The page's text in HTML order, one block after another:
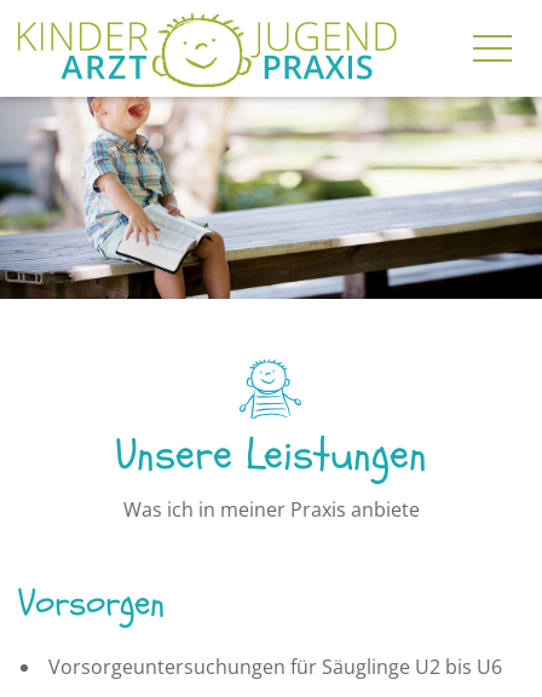
06127-62828
Unsere Leistungen
Was ich in meiner Praxis anbiete
Vorsorgen
Vorsorgeuntersuchungen für Säuglinge U2 bis U6